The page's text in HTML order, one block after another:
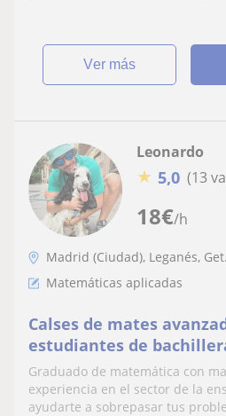
ver más
18€/h
Leonardo
★ 5,0 (13
Madrid (Ciudad), Leganés,
Matemáticas aplicadas
Calses de mates
estudiantes de
para mas interesados
Graduado de matemática con
experiencia en el sector de la
ayudarte a sobrepasar tus